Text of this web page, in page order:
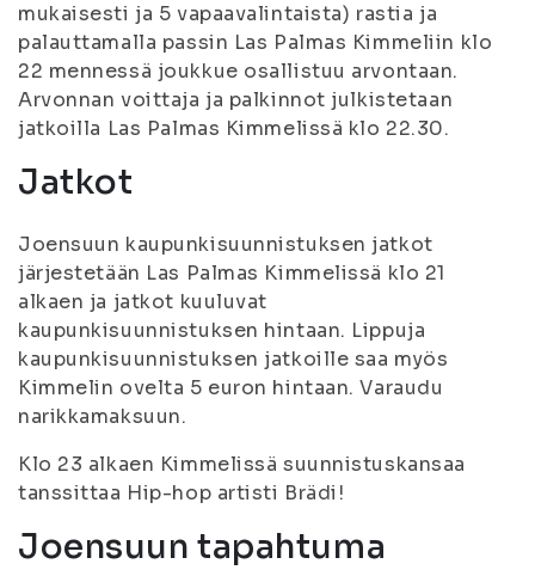
mukaisesti ja 5 vapaavalintaista) rastia ja
palauttamalla passin Las Palmas Kimmeliin klo
22 mennessä joukkue osallistuu arvontaan.
Arvonnan voittaja ja palkinnot julkistetaan
jatkoilla Las Palmas Kimmelissä klo 22.30.
Jatkot
Joensuun kaupunkisuunnistuksen jatkot
järjestetään Las Palmas Kimmelissä klo 21
alkaen ja jatkot kuuluvat
kaupunkisuunnistuksen hintaan. Lippuja
kaupunkisuunnistuksen jatkoille saa myös
Kimmelin ovelta 5 euron hintaan. Varaudu
narikkamaksuun.
Klo 23 alkaen Kimmelissä suunnistuskansaa
tanssittaa Hip-hop artisti Brädi!
Joensuun tapahtuma